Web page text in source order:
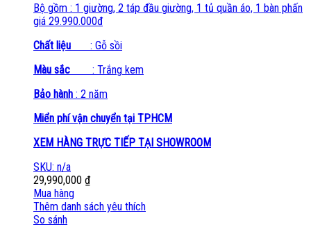
Bộ gồm : 1 giường, 2 táp đầu giường, 1 tủ quần áo, 1 bàn phấn
giá 29.990.000đ
Chất liệu
: Gỗ sồi
Màu sắc
: Trắng kem
Bảo hành : 2 năm
Miển phí vận chuyển tại TPHCM
XEM HÀNG TRỰC TIẾP TẠI SHOWROOM
SKU: n/a
29,990,000 ₫
Mua hàng
Thêm danh sách yêu thích
So sánh